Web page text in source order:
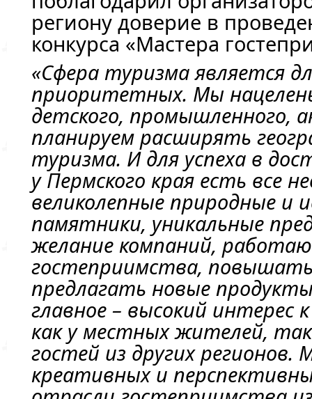
региону доверие в
конкурса «Мастера
«Сфера туризма является
приоритетных. Мы
детского, промышленного,
планируем расширять
туризма. И для успеха в
у Пермского края есть все
великолепные природные и
памятники, уникальные
желание компаний,
гостеприимства, повышать
предлагать новые
главное – высокий интерес
как у местных жителей,
гостей из других
креативных и